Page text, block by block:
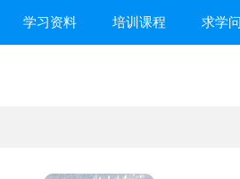
学习资料 培训课程 求学